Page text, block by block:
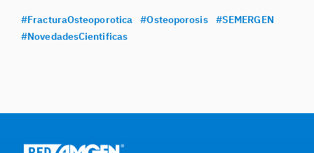
#FracturaOsteoporotica #Osteoporosis
#SEMERGEN
#NovedadesCientificas